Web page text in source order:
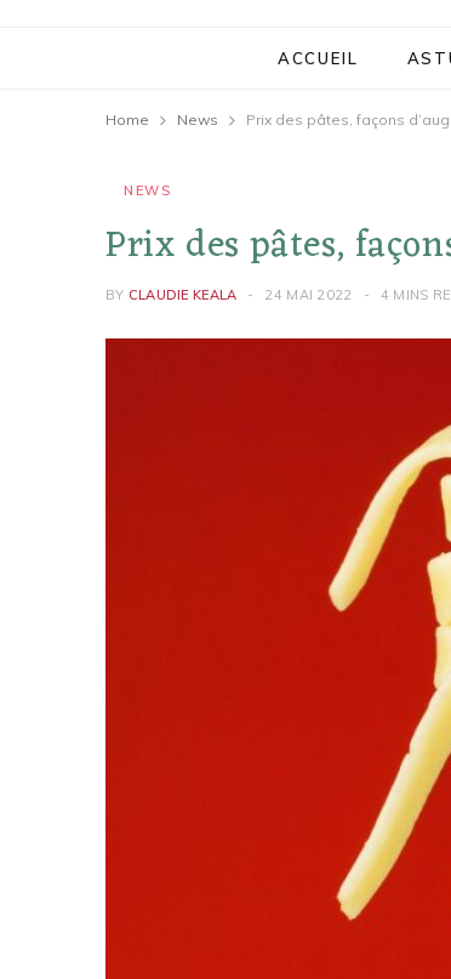
ACCUEIL
Home News Prix ​​des pâtes, façons
NEWS
Prix ​​des pâtes,
BY CLAUDIE KEALA 24 MAI 2022 4 MINS